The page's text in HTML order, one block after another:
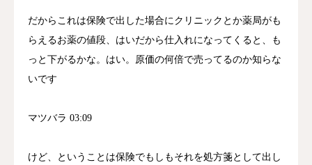
だからこれは保険で出した場合にクリニックとか薬局がも
らえるお薬の値段、はいだから仕入れになってくると、も
っと下がるかな。はい。原価の何倍で売ってるのか知らな
いです
マツバラ 03:09
けど、ということは保険でもしもそれを処方箋として出し